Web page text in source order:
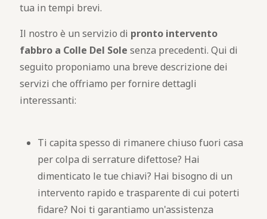
tua in tempi brevi.
Il nostro è un servizio di pronto intervento
fabbro a Colle Del Sole senza precedenti. Qui di
seguito proponiamo una breve descrizione dei
servizi che offriamo per fornire dettagli
interessanti:
Ti capita spesso di rimanere chiuso fuori casa
per colpa di serrature difettose? Hai
dimenticato le tue chiavi? Hai bisogno di un
intervento rapido e trasparente di cui poterti
fidare? Noi ti garantiamo un'assistenza